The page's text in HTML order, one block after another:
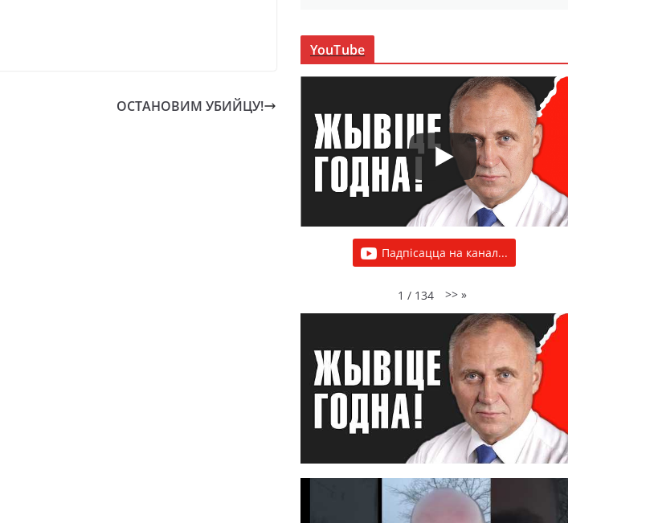
ОСТАНОВИМ УБИЙЦУ!
YouTube
Падпісацца на канал...
1 / 134 >> »